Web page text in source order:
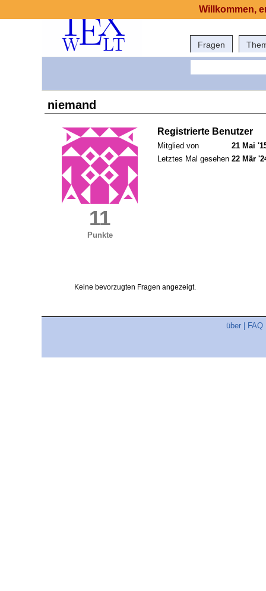
Fragen
niemand
11
Punkte
Registrierte Benutzer
Mitglied von
21 Mai
Letztes Mal gesehen 22 Mär
Keine bevorzugten Fragen angezeigt.
über FAQ
Willkommen,